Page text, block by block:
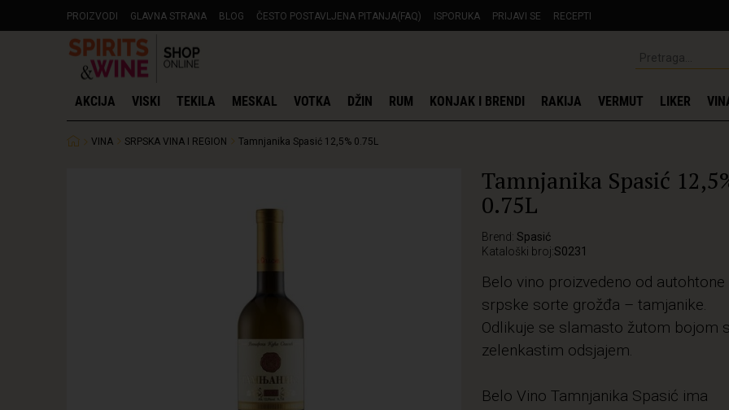
PROIZVODI GLAVNA STRANA BLOG ČESTO POSTAVLJENA PITANJA(FAQ) ISPORUKA PRIJAVI SE RECEPTI
AKCIJA VISKI TEKILA MESKAL VOTKA DŽIN RUM KONJAK I BRENDI RAKIJA VERMUT LIKER
VINA SRPSKA VINA I REGION Tamnjanika Spasić 12,5% 0.75L
Tamnjanika Spasić
0.75L
Brend: Spasić
Kataloški broj:S0231
Belo vino proizvedeno od autohtone
srpske sorte grožđa – tamjanike.
Odlikuje se slamasto žutom bojom
zelenkastim odsjajem.
Belo Vino Tamnjanika Spasić ima